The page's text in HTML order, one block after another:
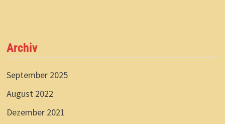
Archiv
September 2025
August 2022
Dezember 2021